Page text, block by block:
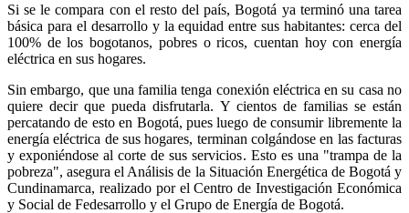
Si se le compara con el resto del país, Bogotá ya terminó una tarea
básica para el desarrollo y la equidad entre sus habitantes: cerca del
100% de los bogotanos, pobres o ricos, cuentan hoy con energía
eléctrica en sus hogares.
Sin embargo, que una familia tenga conexión eléctrica en su casa no
quiere decir que pueda disfrutarla. Y cientos de familias se están
percatando de esto en Bogotá, pues luego de consumir libremente la
energía eléctrica de sus hogares, terminan colgándose en las facturas
y exponiéndose al corte de sus servicios. Esto es una "trampa de la
pobreza", asegura el Análisis de la Situación Energética de Bogotá y
Cundinamarca, realizado por el Centro de Investigación Económica
y Social de Fedesarrollo y el Grupo de Energía de Bogotá.